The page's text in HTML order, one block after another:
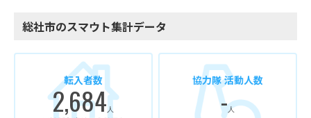
総社市のスマウト集計データ
転入者数
2,684人
協力隊 活動人数
-人